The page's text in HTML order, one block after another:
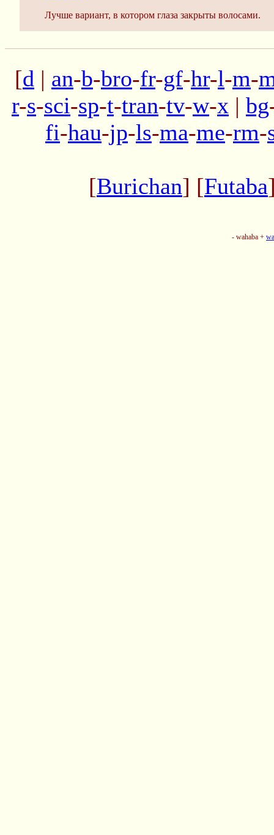
Лучше вариант, в котором глаза закрыты волосами.
[d | an-b-bro-fr-gf-hr-l-m-
r-s-sci-sp-t-tran-tv-w-x | bg
fi-hau-jp-ls-ma-me-rm-
[Burichan] [Futaba
- wahaba +